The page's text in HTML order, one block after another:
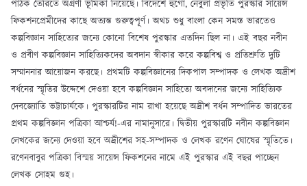
পাঠক তৈরিতে অগ্রণী ভূমিকা নিয়েছে। বিদেশে হুগো, নেবুলা প্রভৃতি পুরস্কার সায়েন্স
ফিকশনপ্রেমীদের কাছে অত্যন্ত গুরুত্বপূর্ণ। অথচ শুধু বাংলা কেন সমস্ত ভারতেও
কল্পবিজ্ঞান সাহিত্যের জন্যে কোনো বিশেষ পুরস্কার এতদিন ছিল না। এই বছর নবীন
ও প্রবীণ কল্পবিজ্ঞান সাহিত্যিকদের অবদান স্বীকার করে কল্পবিশ্ব ও প্রতিশ্রুতি দুটি
সম্মাননার আয়োজন করছে। প্রথমটি কল্পবিজ্ঞানের দিকপাল সম্পাদক ও লেখক অদ্রীশ
বর্ধনের স্মৃতির উদ্দেশে দেওয়া হবে কল্পবিজ্ঞান সাহিত্যে অবদানের জন্যে সাহিত্যিক
দেবজ্যোতি ভট্টাচার্যকে। পুরস্কারটির নাম রাখা হয়েছে অদ্রীশ বর্ধন সম্পাদিত ভারতের
প্রথম কল্পবিজ্ঞান পত্রিকা আশ্চর্য!-এর নামানুসারে। দ্বিতীয় পুরস্কারটি নবীন কল্পবিজ্ঞান
লেখকের জন্যে দেওয়া হবে অদ্রীশের সহ-সম্পাদক ও লেখক রণেন ঘোষের স্মৃতিতে।
রণেনবাবুর পত্রিকা বিস্ময় সায়েন্স ফিকশনের নামে এই পুরস্কার এই বছর পাচ্ছেন
লেখক সোহম গুহ।